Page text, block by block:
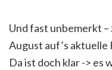
Und fast unbemerkt –
August auf’s
Da ist doch klar -> es